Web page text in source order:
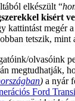
elkészült “
kisért
kattintást megér
tetszik, mint
olvasóink
megtudhatják,
) a nyár
Ford